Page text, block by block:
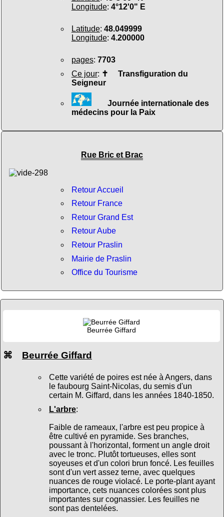
Longitude: 4°12'0" E
Latitude: 48.049999
Longitude: 4.200000
pages: 7703
Ce jour: ✝ Transfiguration du
Seigneur
Journée internationale des
médecins pour la Paix
Rue Bric et Brac
Retour Accueil
Retour France
Retour Grand Est
Retour Aube
Retour Praslin
Mairie de Praslin
Office du Tourisme
Beurrée Giffard
⌘ Beurrée Giffard
Cette variété de poires est née à Angers, dans
le faubourg Saint-Nicolas, du semis d'un
certain M. Giffard, dans les années 1840-1850.
L'arbre:
Faible de rameaux, l'arbre est peu propice à
être cultivé en pyramide. Ses branches,
poussant à l'horizontal, forment un angle droit
avec le tronc. Plutôt tortueuses, elles sont
soyeuses et d'un colori brun foncé. Les feuilles
sont d'un vert assez terne, avec quelques
nuances de rouge violacé. Le porte-plant ayant
importance, cets nuances colorées sont plus
importantes sur cognassier. Les feuilles ne
sont pas dentelées.